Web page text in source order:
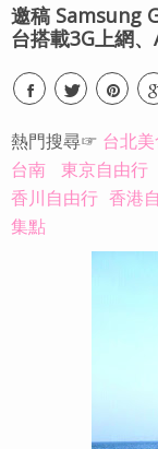
邀稿 Samsung
台搭載3G上網
熱門搜尋☞ 台北
台南
東京自由行
香川自由行 香港
集點